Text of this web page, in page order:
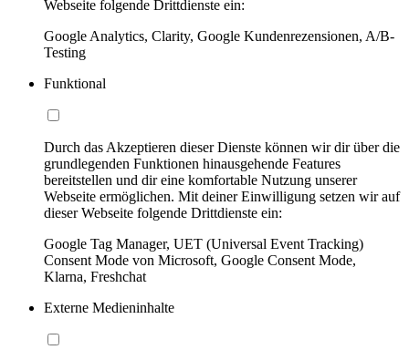
Webseite folgende Drittdienste ein:
Google Analytics, Clarity, Google Kundenrezensionen, A/B-
Testing
Funktional
Durch das Akzeptieren dieser Dienste können wir dir über die
grundlegenden Funktionen hinausgehende Features
bereitstellen und dir eine komfortable Nutzung unserer
Webseite ermöglichen. Mit deiner Einwilligung setzen wir auf
dieser Webseite folgende Drittdienste ein:
Google Tag Manager, UET (Universal Event Tracking)
Consent Mode von Microsoft, Google Consent Mode,
Klarna, Freshchat
Externe Medieninhalte